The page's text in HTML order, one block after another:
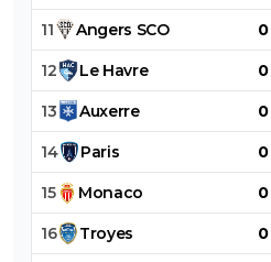
11 Angers SCO 0
12 Le Havre 0
13 Auxerre 0
14 Paris 0
15 Monaco 0
16 Troyes 0